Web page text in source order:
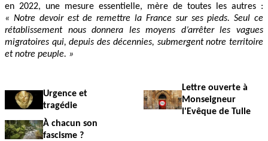
en 2022, une mesure essentielle, mère de toutes les autres :
« Notre devoir est de remettre la France sur ses pieds. Seul ce
rétablissement nous donnera les moyens d’arrêter les vagues
migratoires qui, depuis des décennies, submergent notre territoire
et notre peuple. »
Urgence et
tragédie
Lettre ouverte à
Monseigneur
l'Evêque de Tulle
À chacun son
fascisme ?